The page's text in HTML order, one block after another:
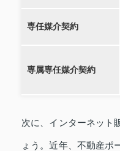
専任媒介契約
専属専任媒介契約
次に、インターネット
ょう。近年、不動産ポ